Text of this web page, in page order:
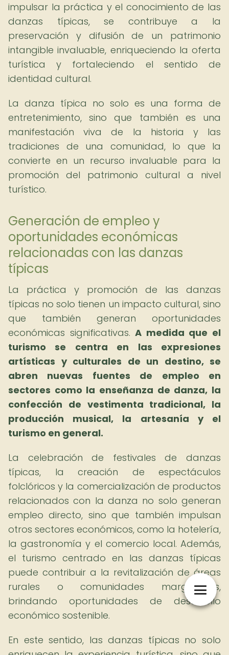
impulsar la práctica y el conocimiento de las
danzas típicas, se contribuye a la
preservación y difusión de un patrimonio
intangible invaluable, enriqueciendo la oferta
turística y fortaleciendo el sentido de
identidad cultural.
La danza típica no solo es una forma de
entretenimiento, sino que también es una
manifestación viva de la historia y las
tradiciones de una comunidad, lo que la
convierte en un recurso invaluable para la
promoción del patrimonio cultural a nivel
turístico.
Generación de empleo y
oportunidades económicas
relacionadas con las danzas
típicas
La práctica y promoción de las danzas
típicas no solo tienen un impacto cultural, sino
que también generan oportunidades
económicas significativas.A medida que el
turismo se centra en las expresiones
artísticas y culturales de un destino, se
abren nuevas fuentes de empleo en
sectores como la enseñanza de danza, la
confección de vestimenta tradicional, la
producción musical, la artesanía y el
turismo en general.
La celebración de festivales de danzas
típicas, la creación de espectáculos
folclóricos y la comercialización de productos
relacionados con la danza no solo generan
empleo directo, sino que también impulsan
otros sectores económicos, como la hotelería,
la gastronomía y el comercio local. Además,
el turismo centrado en las danzas típicas
puede contribuir a la revitalización de áreas
rurales o comunidades marginadas,
brindando oportunidades de desarrollo
económico sostenible.
En este sentido, las danzas típicas no solo